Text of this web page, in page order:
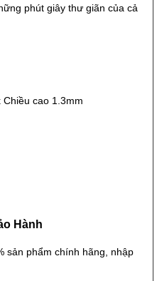
phút giây thư giãn của cả
cao 1.3mm
Hành
sản phẩm chính hãng, nhập